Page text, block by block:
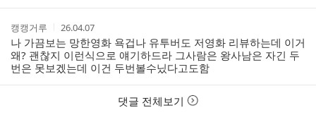
작
성
자
캥캥거루
작
시
간
26.04.07
나 가끔보는 망한영화 욕겁나 유투버도 저영화 리뷰하는데 이거
왜? 괜찮지 이런식으로 얘기하드라 그사람은 왕사남은 자긴 두
번은 못보겠는데 이건 두번볼수닜다고도함
댓글 전체보기